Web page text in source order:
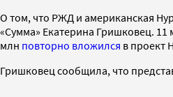
О том, что РЖД и американская
«Сумма» Екатерина Гришковец.
млн повторно вложился в проект
Гришковец сообщила, что